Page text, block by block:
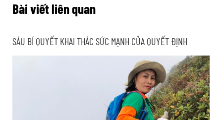
Bài viết liên quan
SÁU BÍ QUYẾT KHAI THÁC SỨC MẠNH CỦA QUYẾT ĐỊNH